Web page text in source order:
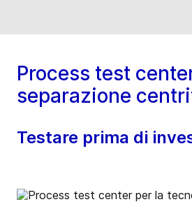
Process test
separazione
Testare prima di